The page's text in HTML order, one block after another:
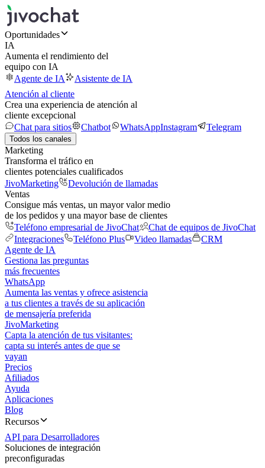
Oportunidades
IA
Aumenta el rendimiento del
equipo con IA
Agente de IA
Asistente de IA
Atención al cliente
Crea una experiencia de atención al
cliente excepcional
Chat para sitios
Chatbot WhatsAppInstagram Telegram
Todos los canales
Marketing
Transforma el tráfico en
clientes potenciales cualificados
JivoMarketing
Devolución de llamadas
Ventas
Consigue más ventas, un mayor valor medio
de los pedidos y una mayor base de clientes
Teléfono empresarial de JivoChat
Chat de equipos de JivoChat
Integraciones
Teléfono Plus Video llamadas
CRM
Agente de IA
Gestiona las preguntas
más frecuentes
WhatsApp
Aumenta las ventas y ofrece asistencia
a tus clientes a través de su aplicación
de mensajería preferida
JivoMarketing
Capta la atención de tus visitantes:
capta su interés antes de que se
vayan
Precios
Afiliados
Ayuda
Aplicaciones
Blog
Recursos
API para Desarrolladores
Soluciones de integración
preconfiguradas